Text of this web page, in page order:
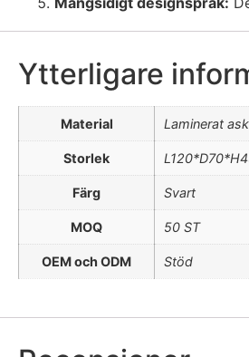
Ytterligare
Material Laminerat
Storlek
Färg Svart
MOQ 50 ST
OEM och ODM Stöd